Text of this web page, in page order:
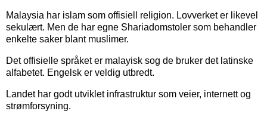
Malaysia har islam som offisiell religion. Lovverket er likevel
sekulært. Men de har egne Shariadomstoler som behandler
enkelte saker blant muslimer.
Det offisielle språket er malayisk sog de bruker det latinske
alfabetet. Engelsk er veldig utbredt.
Landet har godt utviklet infrastruktur som veier, internett og
strømforsyning.